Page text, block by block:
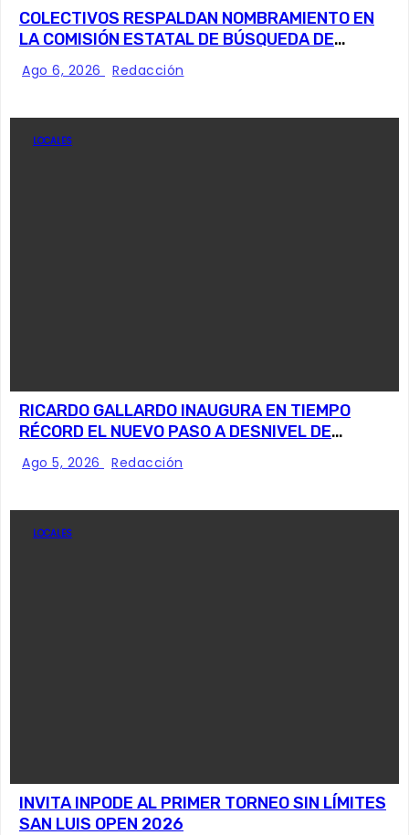
COLECTIVOS RESPALDAN NOMBRAMIENTO EN
LA COMISIÓN ESTATAL DE BÚSQUEDA DE
PERSONAS.
Ago 6, 2026 Redacción
LOCALES
RICARDO GALLARDO INAUGURA EN TIEMPO
RÉCORD EL NUEVO PASO A DESNIVEL DE
CIRCUITO POTOSÍ
Ago 5, 2026 Redacción
LOCALES
INVITA INPODE AL PRIMER TORNEO SIN LÍMITES
SAN LUIS OPEN 2026